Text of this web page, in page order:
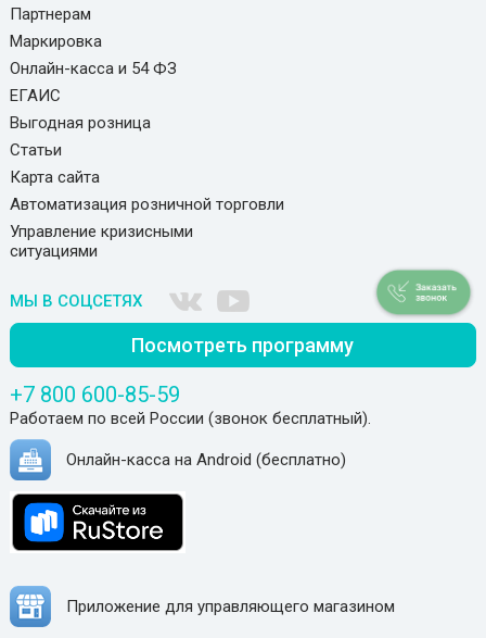
Партнерам
Маркировка
Онлайн-касса и 54 ФЗ
ЕГАИС
Выгодная розница
Статьи
Карта сайта
Автоматизация розничной торговли
Управление кризисными
ситуациями
МЫ В СОЦСЕТЯХ
Посмотреть программу
+7 800 600-85-59
Работаем по всей России (звонок бесплатный).
Онлайн-касса на Android (бесплатно)
Приложение для управляющего магазином